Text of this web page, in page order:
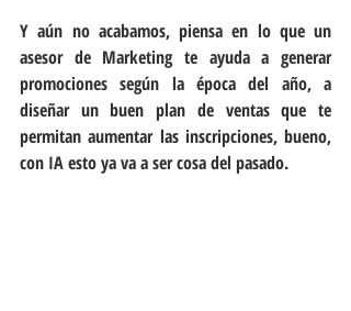
Y aún no acabamos, piensa en lo que un
asesor de Marketing te ayuda a generar
promociones según la época del año, a
diseñar un buen plan de ventas que te
permitan aumentar las inscripciones, bueno,
con IA esto ya va a ser cosa del pasado.